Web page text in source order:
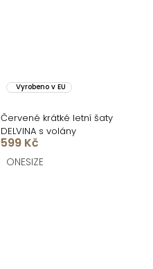
Vyrobeno v EU
Červené krátké letní šaty
DELVINA s volány
599 Kč
ONESIZE